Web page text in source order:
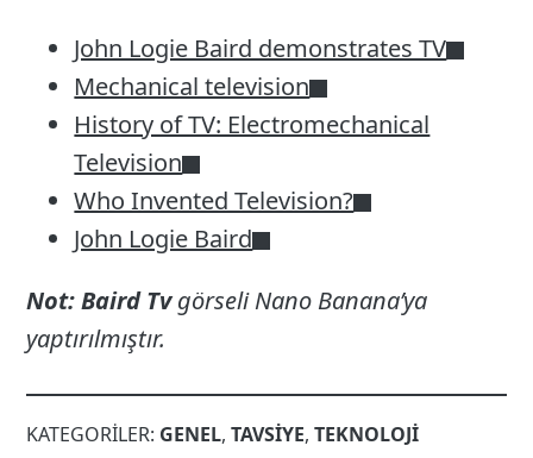
John Logie Baird demonstrates TV
Mechanical television
History of TV: Electromechanical
Television
Who Invented Television?
John Logie Baird
Not: Baird Tvgörseli Nano Banana’ya
yaptırılmıştır.
KATEGORILER: GENEL,TAVSIYE,TEKNOLOJI